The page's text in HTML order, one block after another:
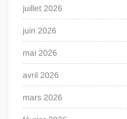
juillet 2026
juin 2026
mai 2026
avril 2026
mars 2026